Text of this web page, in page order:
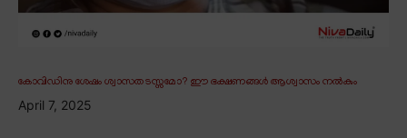
കോവിഡിനു ശേഷം ശ്വാസതടസ്സമോ? ഈ ഭക്ഷണങ്ങൾ ആശ്വാസം നൽകും
April 7, 2025